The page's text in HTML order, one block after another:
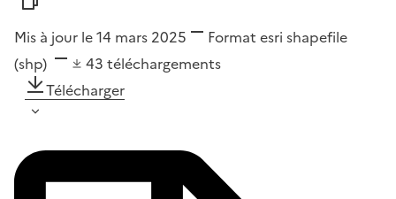
Mis à jour le 14 mars 2025 Format esri shapefile
(shp)
43 téléchargements
Télécharger